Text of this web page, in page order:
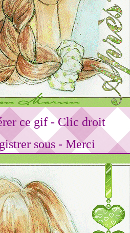
ce gif - Clic droit
sous - Merci